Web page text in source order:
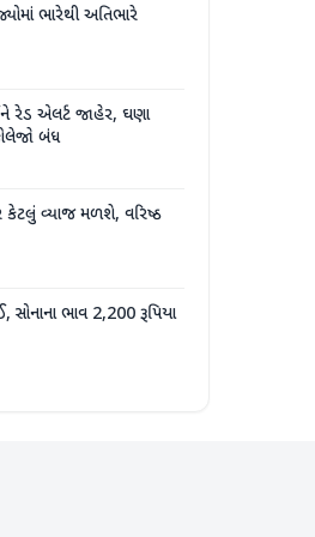
ભારેથી અતિભારે
રેડ એલર્ટ જાહેર, ઘણા
બંધ
કેટલું વ્યાજ મળશે, વરિષ્ઠ
સોનાના ભાવ 2,200 રૂપિયા